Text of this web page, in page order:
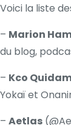
Voici la liste
– Marion
du blog,
– Kco
Yokaï et
– Aetlas (